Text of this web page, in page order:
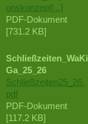
onskonzept[...]
PDF-Dokument
[731.2 KB]
Schließzeiten_WaKi
Ga_25_26
Schließzeiten25_26.
pdf
PDF-Dokument
[117.2 KB]